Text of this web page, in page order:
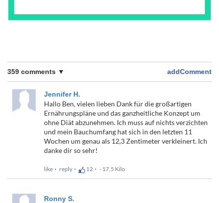
addComment
359 comments ▼
Jennifer H.
Hallo Ben, vielen lieben Dank für die großartigen
Ernährungspläne und das ganzheitliche Konzept um
ohne Diät abzunehmen. Ich muss auf nichts verzichten
und mein Bauchumfang hat sich in den letzten 11
Wochen um genau als 12,3 Zentimeter verkleinert. Ich
danke dir so sehr!
like reply 12 - 17,5 Kilo
Ronny S.